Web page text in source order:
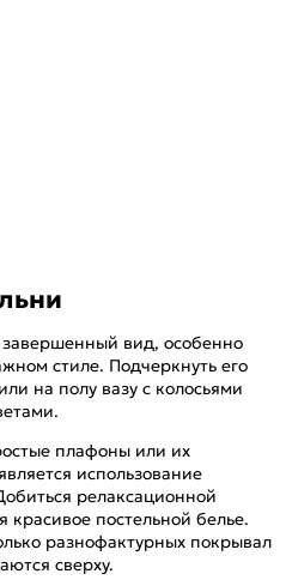
вид, особенно
стиле. Подчеркнуть его
на полу вазу с колосьями
плафоны или их
использование
релаксационной
постельной белье.
разнофактурных покрывал
сверху.